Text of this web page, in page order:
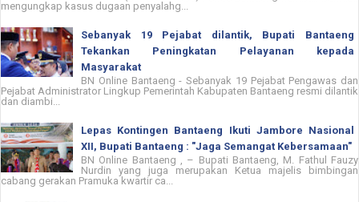
mengungkap kasus dugaan penyalahg...
Sebanyak 19 Pejabat dilantik, Bupati Bantaeng
Tekankan Peningkatan Pelayanan kepada
Masyarakat
BN Online Bantaeng - Sebanyak 19 Pejabat Pengawas dan
Pejabat Administrator Lingkup Pemerintah Kabupaten Bantaeng resmi dilantik
dan diambi...
Lepas Kontingen Bantaeng Ikuti Jambore Nasional
XII, Bupati Bantaeng : "Jaga Semangat Kebersamaan"
BN Online Bantaeng , – Bupati Bantaeng, M. Fathul Fauzy
Nurdin yang juga merupakan Ketua majelis bimbingan
cabang gerakan Pramuka kwartir ca...